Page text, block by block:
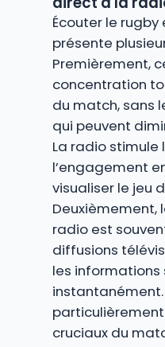
Écouter le
présente
Premièrement,
concentration
du match, sans
qui peuvent
La radio stimule
l’engagement
visualiser le jeu
Deuxièmement,
radio est
diffusions
les informations
cruciaux du